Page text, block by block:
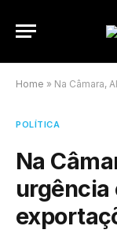
Home » Na Câmara,
POLÍTICA
Na
urgência